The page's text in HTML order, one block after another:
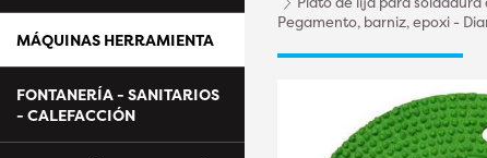
MÁQUINAS HERRAMIENTA
FONTANERÍA - SANITARIOS
- CALEFACCIÓN
Pegamento, barniz, epoxi -